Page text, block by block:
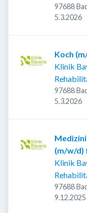
97688
5.3.2026
Koch
Klinik
97688
5.3.2026
(m/w/d)
Klinik
97688
9.12.2025